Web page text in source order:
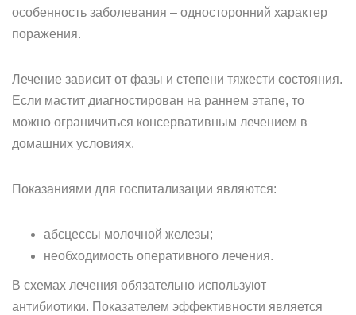
особенность заболевания – односторонний характер
поражения.
Лечение зависит от фазы и степени тяжести состояния.
Если мастит диагностирован на раннем этапе, то
можно ограничиться консервативным лечением в
домашних условиях.
Показаниями для госпитализации являются:
абсцессы молочной железы;
необходимость оперативного лечения.
В схемах лечения обязательно используют
антибиотики. Показателем эффективности является